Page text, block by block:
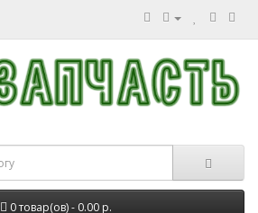
0 товар(ов) - 0.00 р.